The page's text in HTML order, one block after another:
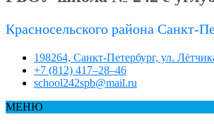
Красносельского района Санкт-
198264, Санкт-Петербург, ул.
+7 (812) 417–28–46
school242spb@mail.ru
МЕНЮ